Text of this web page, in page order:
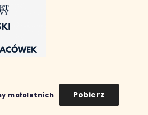
małoletnich Pobierz